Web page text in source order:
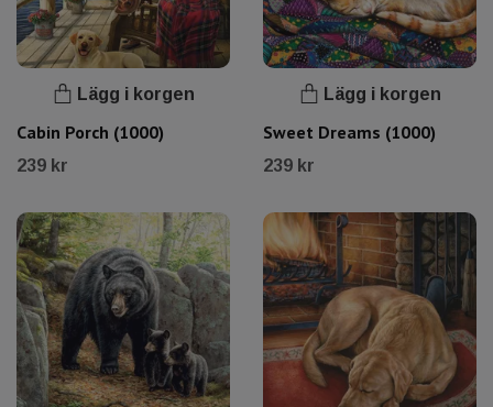
Lägg i korgen
Cabin Porch (1000)
239 kr
Lägg i korgen
Sweet Dreams (1000)
239 kr